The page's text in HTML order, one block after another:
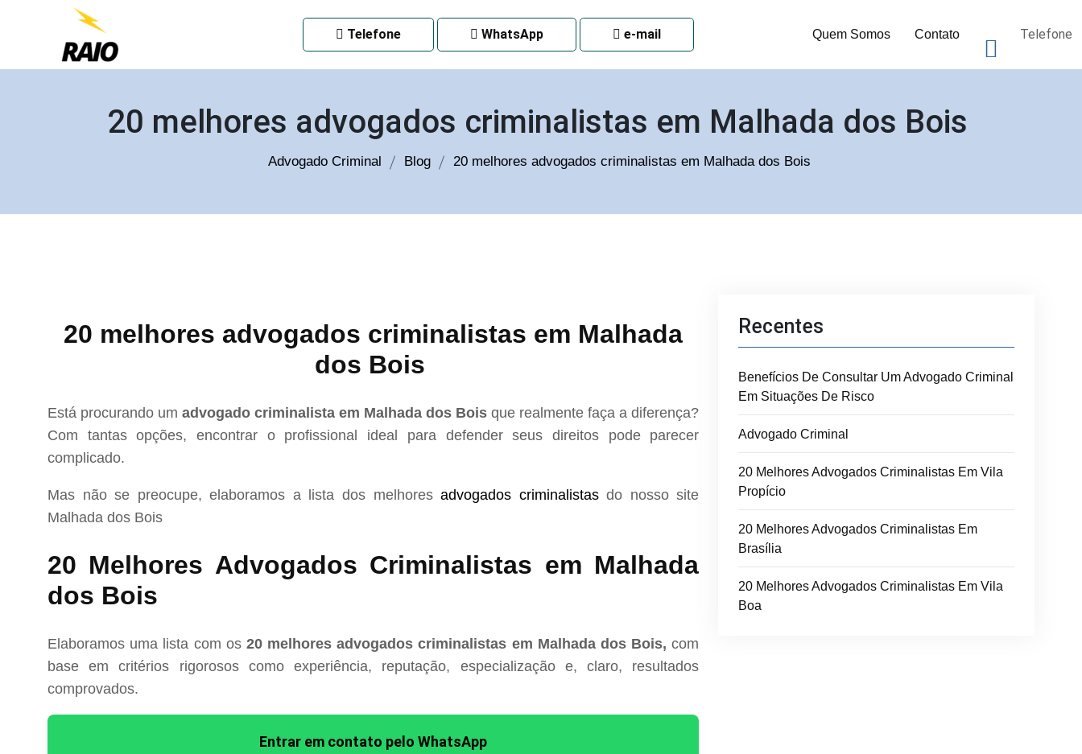
Telefone WhatsApp e-mail Quem Somos Contato Telefone
20 melhores advogados criminalistas em Malhada dos Bois
Advogado Criminal Blog 20 melhores advogados criminalistas em Malhada dos Bois
20 melhores advogados criminalistas em Malhada
dos Bois
Está procurando umadvogado criminalista em Malhada dos Bois que realmente faça a diferença?
Com tantas opções, encontrar o profissional ideal para defender seus direitos pode parecer
complicado.
Mas não se preocupe, elaboramos a lista dos melhoresadvogados criminalistasdo nosso site
Malhada dos Bois
20 Melhores Advogados Criminalistas em Malhada
dos Bois
Elaboramos uma lista com os 20 melhores advogados criminalistas em Malhada dos Bois, com
base em critérios rigorosos como experiência, reputação, especialização e, claro, resultados
comprovados.
Entrar em contato pelo WhatsApp
Recentes
Benefícios De Consultar Um Advogado Criminal
Em Situações De Risco
Advogado Criminal
20 Melhores Advogados Criminalistas Em Vila
Propício
20 Melhores Advogados Criminalistas Em
Brasília
20 Melhores Advogados Criminalistas Em Vila
Boa